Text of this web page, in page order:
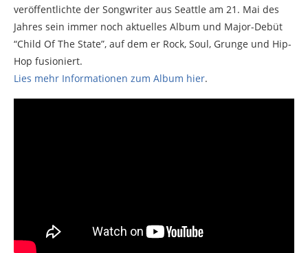
veröffentlichte der Songwriter aus Seattle am 21. Mai des
Jahres sein immer noch aktuelles Album und Major-Debüt
“Child Of The State”, auf dem er Rock, Soul, Grunge und Hip-
Hop fusioniert.
Lies mehr Informationen zum Album hier.